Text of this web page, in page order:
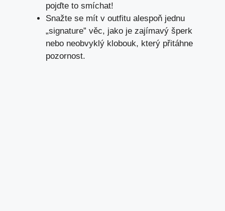
pojďte to smíchat!
Snažte se mít v outfitu alespoň jednu
„signature” věc, jako je zajímavý šperk
nebo neobvyklý klobouk, který přitáhne
pozornost.